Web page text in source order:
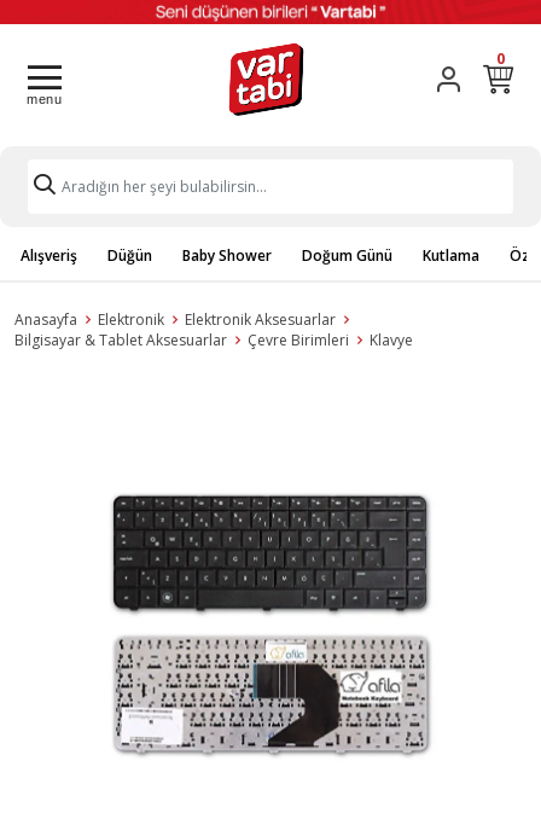
0
Alışveriş Düğün Baby Shower Doğum Günü Kutlama
Anasayfa Elektronik
Elektronik Aksesuarlar
Bilgisayar & Tablet Aksesuarlar
Çevre Birimleri Klavye